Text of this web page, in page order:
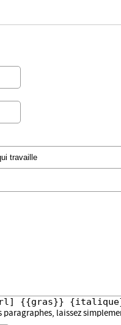
{{gras}} {italique}
paragraphes, laissez